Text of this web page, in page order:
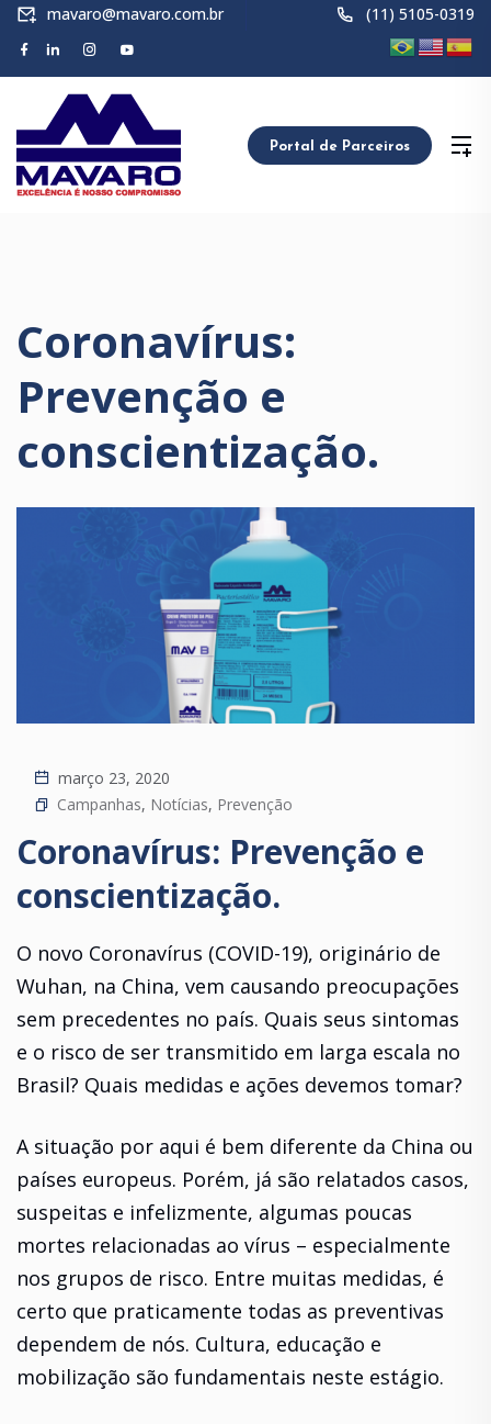
mavaro@mavaro.com.br (11) 5105-0319
Portal de Parceiros
Coronavírus:
Prevenção e
conscientização.
março 23, 2020
Campanhas, Notícias, Prevenção
Coronavírus: Prevenção e
conscientização.
O novo Coronavírus (COVID-19), originário de
Wuhan, na China, vem causando preocupações
sem precedentes no país. Quais seus sintomas
e o risco de ser transmitido em larga escala no
Brasil? Quais medidas e ações devemos tomar?
A situação por aqui é bem diferente da China ou
países europeus. Porém, já são relatados casos,
suspeitas e infelizmente, algumas poucas
mortes relacionadas ao vírus – especialmente
nos grupos de risco. Entre muitas medidas, é
certo que praticamente todas as preventivas
dependem de nós. Cultura, educação e
mobilização são fundamentais neste estágio.